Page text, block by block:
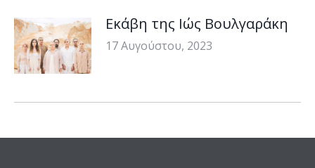
Εκάβη της Ιώς Βουλγαράκη
17 Αυγούστου, 2023